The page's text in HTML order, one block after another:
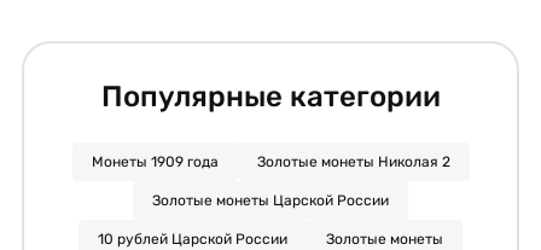
Популярные категории
Монеты 1909 года Золотые монеты Николая 2
Золотые монеты Царской России
10 рублей Царской России Золотые монеты